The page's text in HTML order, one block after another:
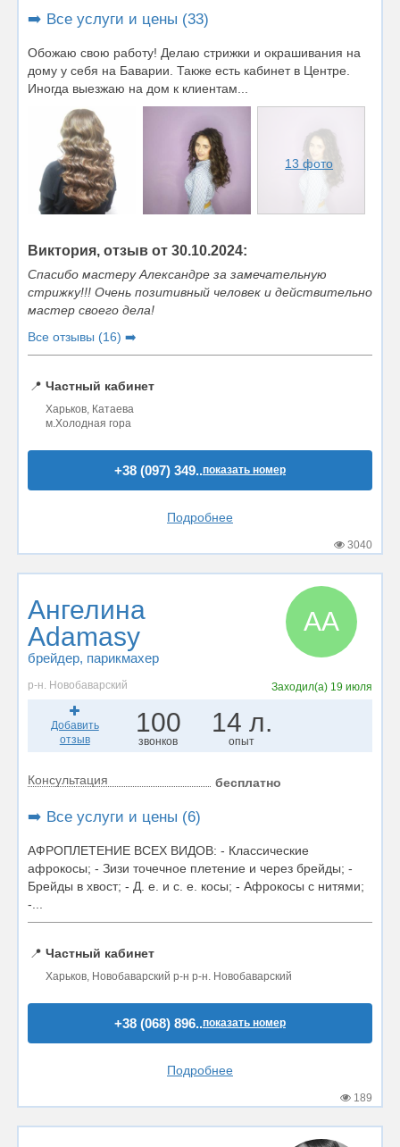
➡️ Все услуги и цены (33)
Обожаю свою работу! Делаю стрижки и окрашивания на
дому у себя на Баварии. Также есть кабинет в Центре.
Иногда выезжаю на дом к клиентам...
13 фото
Виктория, отзыв от 30.10.2024:
Спасибо мастеру Александре за замечательную
стрижку!!! Очень позитивный человек и действительно
мастер своего дела!
Все отзывы (16) ➡️
📍 Частный кабинет
Харьков, Катаева
м.Холодная гора
+38 (097) 349..показать номер
Подробнее
3040
Ангелина
Adamasy
брейдер, парикмахер
АA
р-н. Новобаварский Заходил(а) 19 июля
Добавить
отзыв
100
звонков
14 л.
опыт
Консультация бесплатно
➡️ Все услуги и цены (6)
АФРОПЛЕТЕНИЕ ВСЕХ ВИДОВ: - Классические
афрокосы; - Зизи точечное плетение и через брейды; -
Брейды в хвост; - Д. е. и с. е. косы; - Афрокосы с нитями;
-...
📍 Частный кабинет
Харьков, Новобаварский р-н р-н. Новобаварский
+38 (068) 896..показать номер
Подробнее
189